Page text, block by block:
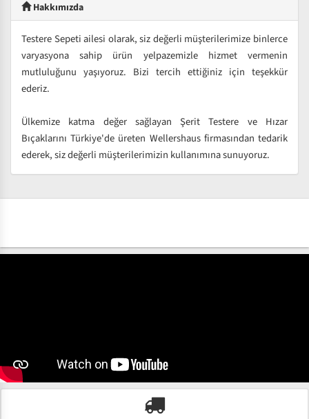
Hakkımızda
Testere Sepeti ailesi olarak, siz değerli müşterilerimize binlerce
varyasyona sahip ürün yelpazemizle hizmet vermenin
mutluluğunu yaşıyoruz. Bizi tercih ettiğiniz için teşekkür
ederiz.
Ülkemize katma değer sağlayan Şerit Testere ve Hızar
Bıçaklarını Türkiye'de üreten Wellershaus firmasından tedarik
ederek, siz değerli müşterilerimizin kullanımına sunuyoruz.